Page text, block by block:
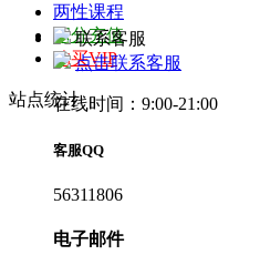
两性课程
积分充值
购买VIP
站点统计
联系客服
点击联系客服
在线时间：9:00-21:00
客服QQ
56311806
电子邮件